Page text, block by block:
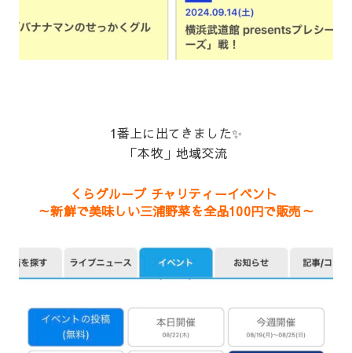
1番上に出てきました✨
「本牧」地域交流
くらグループ チャリティーイベント
～新鮮で美味しい三浦野菜を全品100円で販売～